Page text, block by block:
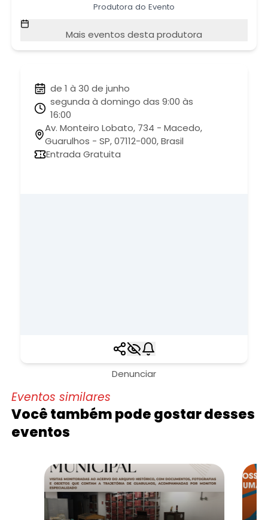
Produtora do Evento
Mais eventos desta produtora
de 1 à 30 de junho
segunda à domingo das 9:00 às
16:00
Av. Monteiro Lobato, 734 - Macedo,
Guarulhos - SP, 07112-000, Brasil
Entrada Gratuita
Denunciar
Eventos similares
Você também pode gostar desses
eventos